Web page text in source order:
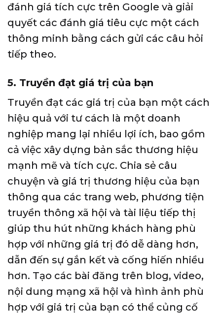
đánh giá tích cực trên Google và giải
quyết các đánh giá tiêu cực một cách
thông minh bằng cách gửi các câu hỏi
tiếp theo.
5. Truyền đạt giá trị của bạn
Truyền đạt các giá trị của bạn một cách
hiệu quả với tư cách là một doanh
nghiệp mang lại nhiều lợi ích, bao gồm
cả việc xây dựng bản sắc thương hiệu
mạnh mẽ và tích cực. Chia sẻ câu
chuyện và giá trị thương hiệu của bạn
thông qua các trang web, phương tiện
truyền thông xã hội và tài liệu tiếp thị
giúp thu hút những khách hàng phù
hợp với những giá trị đó dễ dàng hơn,
dẫn đến sự gắn kết và cống hiến nhiều
hơn. Tạo các bài đăng trên blog, video,
nội dung mạng xã hội và hình ảnh phù
hợp với giá trị của bạn có thể củng cố